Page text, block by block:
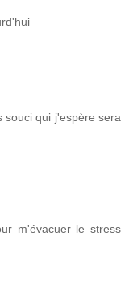
souci qui j'espère sera
m'évacuer le stress